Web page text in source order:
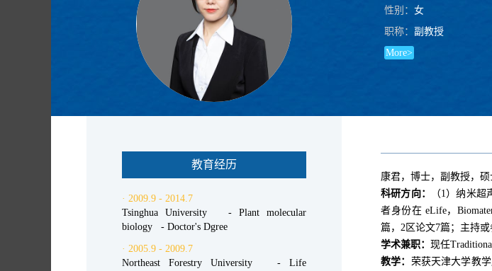
性别： 女
职称： 副教授
More>
教育经历
· 2009.9 - 2014.7
Tsinghua University - Plant molecular
biology - Doctor's Dgree
· 2005.9 - 2009.7
Northeast Forestry University - Life
康君，博士，副教授，
科研方向：
（1）纳米
者身份在 eLife，
篇，2区论文7篇；主持
学术兼职： 现任
教学： 荣获天津大学教